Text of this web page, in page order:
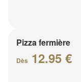
Pizza fermière
Dès 12.95 €